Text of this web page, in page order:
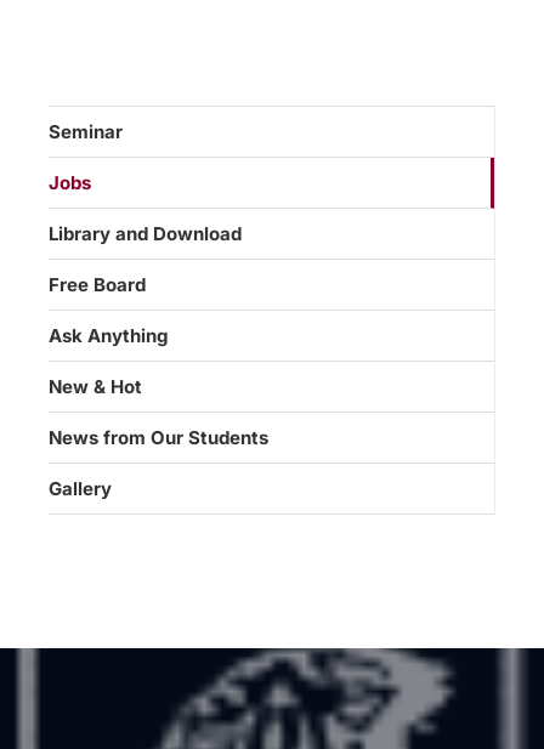
Seminar
Jobs
Library and Download
Free Board
Ask Anything
New & Hot
News from Our Students
Gallery